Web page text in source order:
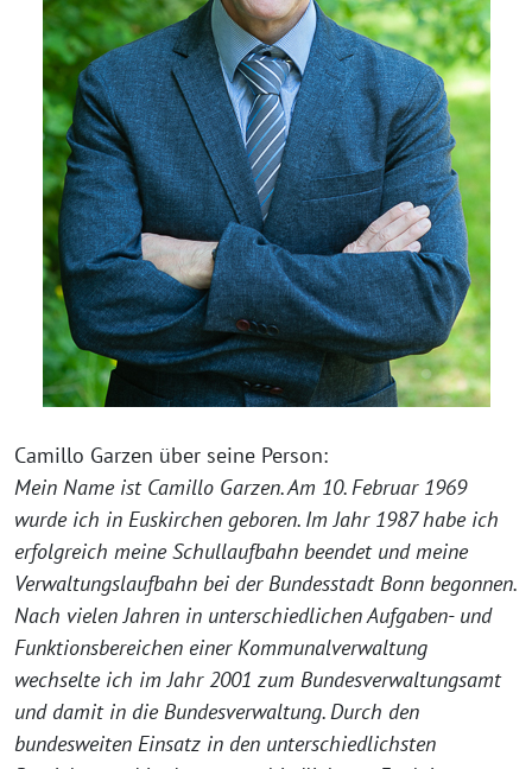
Camillo Garzen über seine Person:
Mein Name ist Camillo Garzen. Am 10. Februar 1969
wurde ich in Euskirchen geboren. Im Jahr 1987 habe ich
erfolgreich meine Schullaufbahn beendet und meine
Verwaltungslaufbahn bei der Bundesstadt Bonn begonnen.
Nach vielen Jahren in unterschiedlichen Aufgaben- und
Funktionsbereichen einer Kommunalverwaltung
wechselte ich im Jahr 2001 zum Bundesverwaltungsamt
und damit in die Bundesverwaltung. Durch den
bundesweiten Einsatz in den unterschiedlichsten